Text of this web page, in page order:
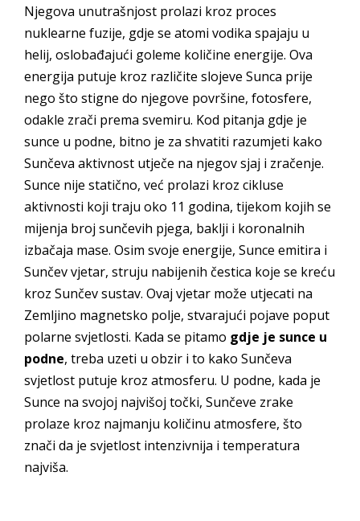
Njegova unutrašnjost prolazi kroz proces
nuklearne fuzije, gdje se atomi vodika spajaju u
helij, oslobađajući goleme količine energije. Ova
energija putuje kroz različite slojeve Sunca prije
nego što stigne do njegove površine, fotosfere,
odakle zrači prema svemiru. Kod pitanja gdje je
sunce u podne, bitno je za shvatiti razumjeti kako
Sunčeva aktivnost utječe na njegov sjaj i zračenje.
Sunce nije statično, već prolazi kroz cikluse
aktivnosti koji traju oko 11 godina, tijekom kojih se
mijenja broj sunčevih pjega, baklji i koronalnih
izbačaja mase. Osim svoje energije, Sunce emitira i
Sunčev vjetar, struju nabijenih čestica koje se kreću
kroz Sunčev sustav. Ovaj vjetar može utjecati na
Zemljino magnetsko polje, stvarajući pojave poput
polarne svjetlosti. Kada se pitamo gdje je sunce u
podne, treba uzeti u obzir i to kako Sunčeva
svjetlost putuje kroz atmosferu. U podne, kada je
Sunce na svojoj najvišoj točki, Sunčeve zrake
prolaze kroz najmanju količinu atmosfere, što
znači da je svjetlost intenzivnija i temperatura
najviša.